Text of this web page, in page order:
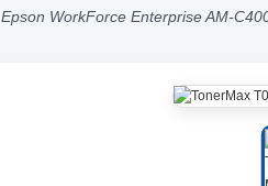
Epson WorkForce Enterprise AM-